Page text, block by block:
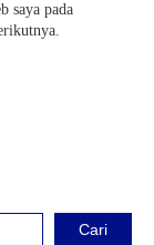
saya pada
Cari